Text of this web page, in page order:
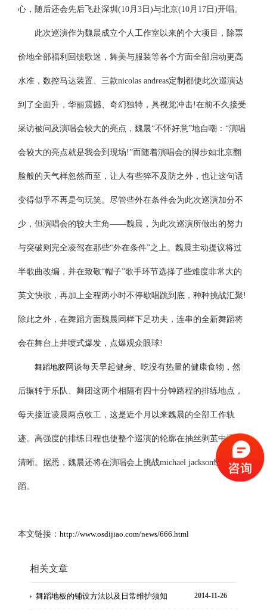
心，随后还会先后飞赴深圳(10月3日)与北京(10月17日)开唱。
此次巡演作为魏晨成立个人工作室以来的个大项目，除票
价地全部福利回馈歌迷，舞美与服装等各个方面全部启动更高
水准，数控马达装置、三款nicolas andreas定制都使此次巡演达
到了全面升，华丽震撼、奇幻独特，具视觉冲击!在前不久接受
采访被问及演唱会较大的亮点，魏晨“不怀好意”地自嘲：“演唱
会较大的亮点就是我会到现场!”而随着演唱会的脚步如北京翻
脸般的天气样忽然而至，让人有些猝不及防之外，也让这句话
变得似乎不再是句玩笑。尽管些外在条件会为此次巡演加分不
少，但演唱会的较大主角——魏晨，为此次巡演所做出的努力
与突破则完全凌驾在那些“外在条件”之上。魏晨主动提议将过
半歌曲改编，并在致敬“帽子”歌手环节选择了些难度非常大的
英文快歌，再加上全程两小时不停歇唱跳到底，种种挑战汇聚!
除此之外，在舞蹈方面魏晨同样下足功夫，连串的全新舞蹈将
会在舞台上井喷式爆发，点爆观众眼球!
舞蹈地胶网谈每天早起健身、吃没有热量的健康食物，然
后辗转于乐队、舞团这两个相隔有四十分钟路程的排练地点，
每天接近凌晨两点收工，这是近个月以来魏晨的全部工作轨
迹。高强度的排练日程也使整个巡演的轮廓在抽丝剥茧中逐渐
清晰。据悉，魏晨还将在演唱会上挑战michael jackson经典舞
蹈。
本文链接：http://www.osdijiao.com/news/666.html
相关文章
2014-11-26
舞蹈地板的铺设方法以及日常维护须知